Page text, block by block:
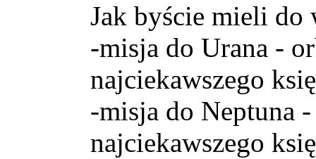
Jak byście mieli do
-misja do Urana -
najciekawszego
-misja do Neptuna
najciekawszego